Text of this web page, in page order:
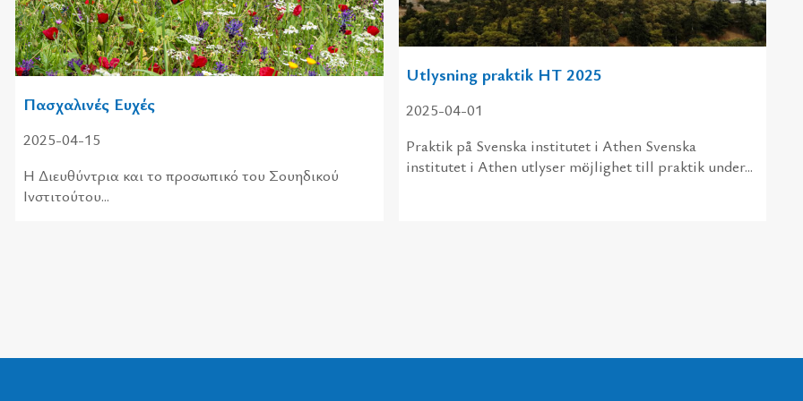
Πασχαλινές Ευχές
2025-04-15
Η Διευθύντρια και το προσωπικό του Σουηδικού
Ινστιτούτου...
Utlysning praktik HT 2025
2025-04-01
Praktik på Svenska institutet i Athen Svenska
institutet i Athen utlyser möjlighet till praktik under...